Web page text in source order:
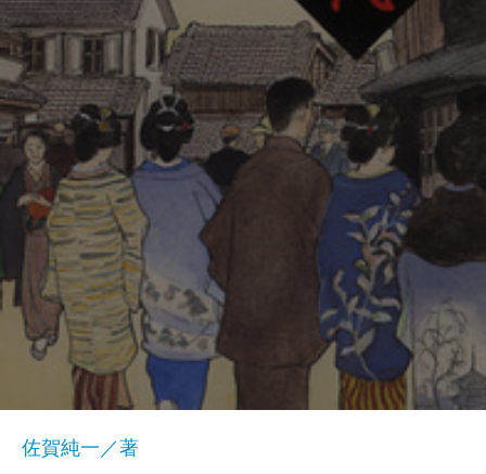
佐賀純一／著